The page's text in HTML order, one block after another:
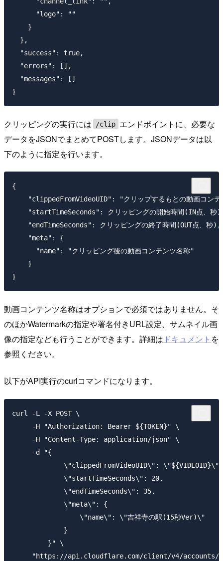
      "logo": ""
    }
  },
  "success": true,
  "errors": [],
  "messages": []
クリッピングの実行には /clip エンドポイントに、必要な
データをJSONでまとめてPOSTします。JSONデータは以
下のように指定を行います。
{
"clippedFromVideoUID": "クリップするもとの動画コンテ
"startTimeSeconds": クリッピングの開始時間(IN点、秒
    "endTimeSeconds": クリッピングの終了時間(OUT点、秒),
    "meta": {
      "name": "クリッピング後の動画コンテンツ名称"
    }
動画コンテンツ名称はオプションで必須ではありません。そ
のほかWatermarkの指定や署名付きURL設定、サムネイル画
像の指定なども行うことができます。詳細は ドキュメント を
参照ください。
以下がAPI実行のcurlコマンドになります。
curl -L -X POST \
     -H "Authorization: Bearer ${TOKEN}" \
     -H "Content-Type: application/json" \
     -d "{
             \"clippedFromVideoUID\": \"${VIDEOID}\",
             \"startTimeSeconds\": 20,
             \"endTimeSeconds\": 35,
             \"meta\": {
                 \"name\": \"吉祥寺の駅(15秒Ver)\"
             }
         }" \